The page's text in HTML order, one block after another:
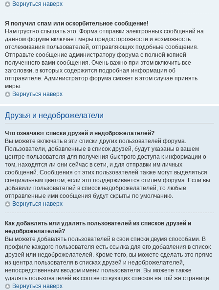
Вернуться наверх
Я получил спам или оскорбительное сообщение!
Нам грустно слышать это. Форма отправки электронных сообщений на
данном форуме включает меры предосторожности и возможность
отслеживания пользователей, отправляющих подобные сообщения.
Отправьте сообщение администратору форума с полной копией
полученного вами сообщения. Очень важно при этом включить все
заголовки, в которых содержится подробная информация об
отправителе. Администратор форума сможет в этом случае принять
меры.
Вернуться наверх
Друзья и недоброжелатели
Что означают списки друзей и недоброжелателей?
Вы можете включать в эти списки других пользователей форума.
Пользователи, добавленные в список друзей, будут указаны в вашем
центре пользователя для получения быстрого доступа к информации о
том, находятся ли они сейчас в сети, и для отправки им личных
сообщений. Сообщения от этих пользователей также могут выделяться
специальным цветом, если это поддерживается стилем форума. Если вы
добавили пользователей в список недоброжелателей, то любые
отправленные ими сообщения будут скрыты по умолчанию.
Вернуться наверх
Как добавлять или удалять пользователей из списков друзей и
недоброжелателей?
Вы можете добавлять пользователей в свои списки двумя способами. В
профиле каждого пользователя есть ссылка для его добавления в список
друзей или недоброжелателей. Кроме того, вы можете сделать это прямо
из центра пользователя в списках друзей и недоброжелателей,
непосредственным вводом имени пользователя. Вы можете также
удалять пользователей из соответствующих списков на той же странице.
Вернуться наверх